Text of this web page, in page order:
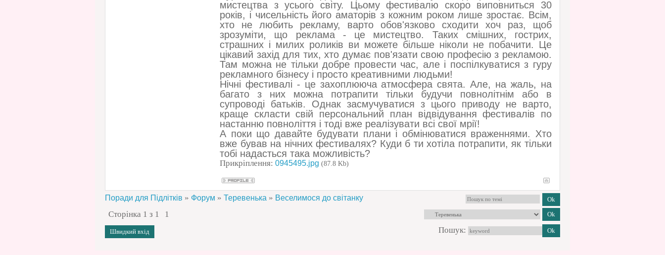
мистецтва з усього світу. Цьому фестивалю скоро виповниться 30
років, і чисельність його аматорів з кожним роком лише зростає. Всім,
хто не любить рекламу, варто обов'язково сходити хоч раз, щоб
зрозуміти, що реклама - це мистецтво. Таких смішних, гострих,
страшних і милих роликів ви можете більше ніколи не побачити. Це
цікавий захід для тих, хто думає пов'язати свою професію з рекламою.
Там можна не тільки добре провести час, але і поспілкуватися з гуру
рекламного бізнесу і просто креативними людьми!
Нічні фестивалі - це захоплююча атмосфера свята. Але, на жаль, на
багато з них можна потрапити тільки будучи повнолітнім або в
супроводі батьків. Однак засмучуватися з цього приводу не варто,
краще скласти свій персональний план відвідування фестивалів по
настанню повноліття і тоді вже реалізувати всі свої мрії!
А поки що давайте будувати плани і обмінюватися враженнями. Хто
вже бував на нічних фестивалях? Куди б ти хотіла потрапити, як тільки
тобі надасться така можливість?
Прикріплення: 0945495.jpg (87.8 Kb)
Поради для Підлітків » Форум » Теревенька » Веселимося до світанку
Сторінка 1 з 1
1
Пошук: